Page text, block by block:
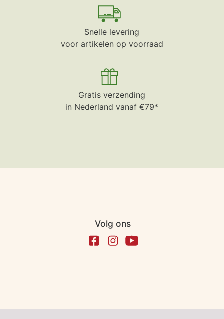
Snelle levering
voor artikelen op voorraad
Gratis verzending
in Nederland vanaf €79*
Volg ons